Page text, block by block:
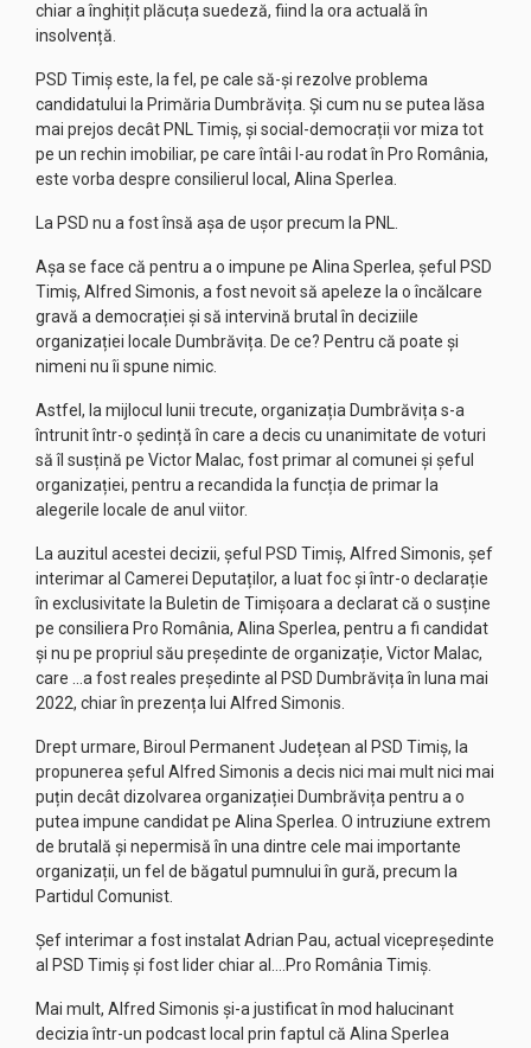
chiar a înghițit plăcuța suedeză, fiind la ora actuală în
insolvență.
PSD Timiș este, la fel, pe cale să-și rezolve problema
candidatului la Primăria Dumbrăvița. Și cum nu se putea lăsa
mai prejos decât PNL Timiș, și social-democrații vor miza tot
pe un rechin imobiliar, pe care întâi l-au rodat în Pro România,
este vorba despre consilierul local, Alina Sperlea.
La PSD nu a fost însă așa de ușor precum la PNL.
Așa se face că pentru a o impune pe Alina Sperlea, șeful PSD
Timiș, Alfred Simonis, a fost nevoit să apeleze la o încălcare
gravă a democrației și să intervină brutal în deciziile
organizației locale Dumbrăvița. De ce? Pentru că poate și
nimeni nu îi spune nimic.
Astfel, la mijlocul lunii trecute, organizația Dumbrăvița s-a
întrunit într-o ședință în care a decis cu unanimitate de voturi
să îl susțină pe Victor Malac, fost primar al comunei și șeful
organizației, pentru a recandida la funcția de primar la
alegerile locale de anul viitor.
La auzitul acestei decizii, șeful PSD Timiș, Alfred Simonis, șef
interimar al Camerei Deputaților, a luat foc și într-o declarație
în exclusivitate la Buletin de Timișoara a declarat că o susține
pe consiliera Pro România, Alina Sperlea, pentru a fi candidat
și nu pe propriul său președinte de organizație, Victor Malac,
care …a fost reales președinte al PSD Dumbrăvița în luna mai
2022, chiar în prezența lui Alfred Simonis.
Drept urmare, Biroul Permanent Județean al PSD Timiș, la
propunerea șeful Alfred Simonis a decis nici mai mult nici mai
puțin decât dizolvarea organizației Dumbrăvița pentru a o
putea impune candidat pe Alina Sperlea. O intruziune extrem
de brutală și nepermisă în una dintre cele mai importante
organizații, un fel de băgatul pumnului în gură, precum la
Partidul Comunist.
Șef interimar a fost instalat Adrian Pau, actual vicepreședinte
al PSD Timiș și fost lider chiar al….Pro România Timiș.
Mai mult, Alfred Simonis și-a justificat în mod halucinant
decizia într-un podcast local prin faptul că Alina Sperlea